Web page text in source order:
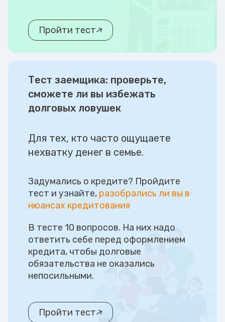
Пройти тест
Тест заемщика: проверьте,
сможете ли вы избежать
долговых ловушек
Для тех, кто часто ощущаете
нехватку денег в семье.
Задумались о кредите? Пройдите
тест и узнайте, разобрались ли вы в
нюансах кредитования
В тесте 10 вопросов. На них надо
ответить себе перед оформлением
кредита, чтобы долговые
обязательства не оказались
непосильными.
Пройти тест